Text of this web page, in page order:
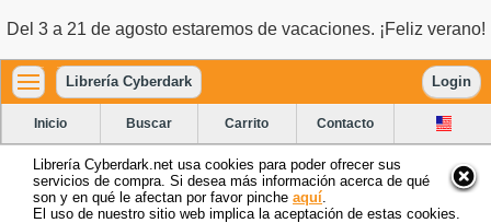
Del 3 a 21 de agosto estaremos de vacaciones. ¡Feliz verano!
Librería Cyberdark Login
Inicio Buscar Carrito Contacto
Librería Cyberdark.net usa cookies para poder ofrecer sus
servicios de compra. Si desea más información acerca de qué
son y en qué le afectan por favor pinche aquí
El uso de nuestro sitio web implica la aceptación de estas cookies.